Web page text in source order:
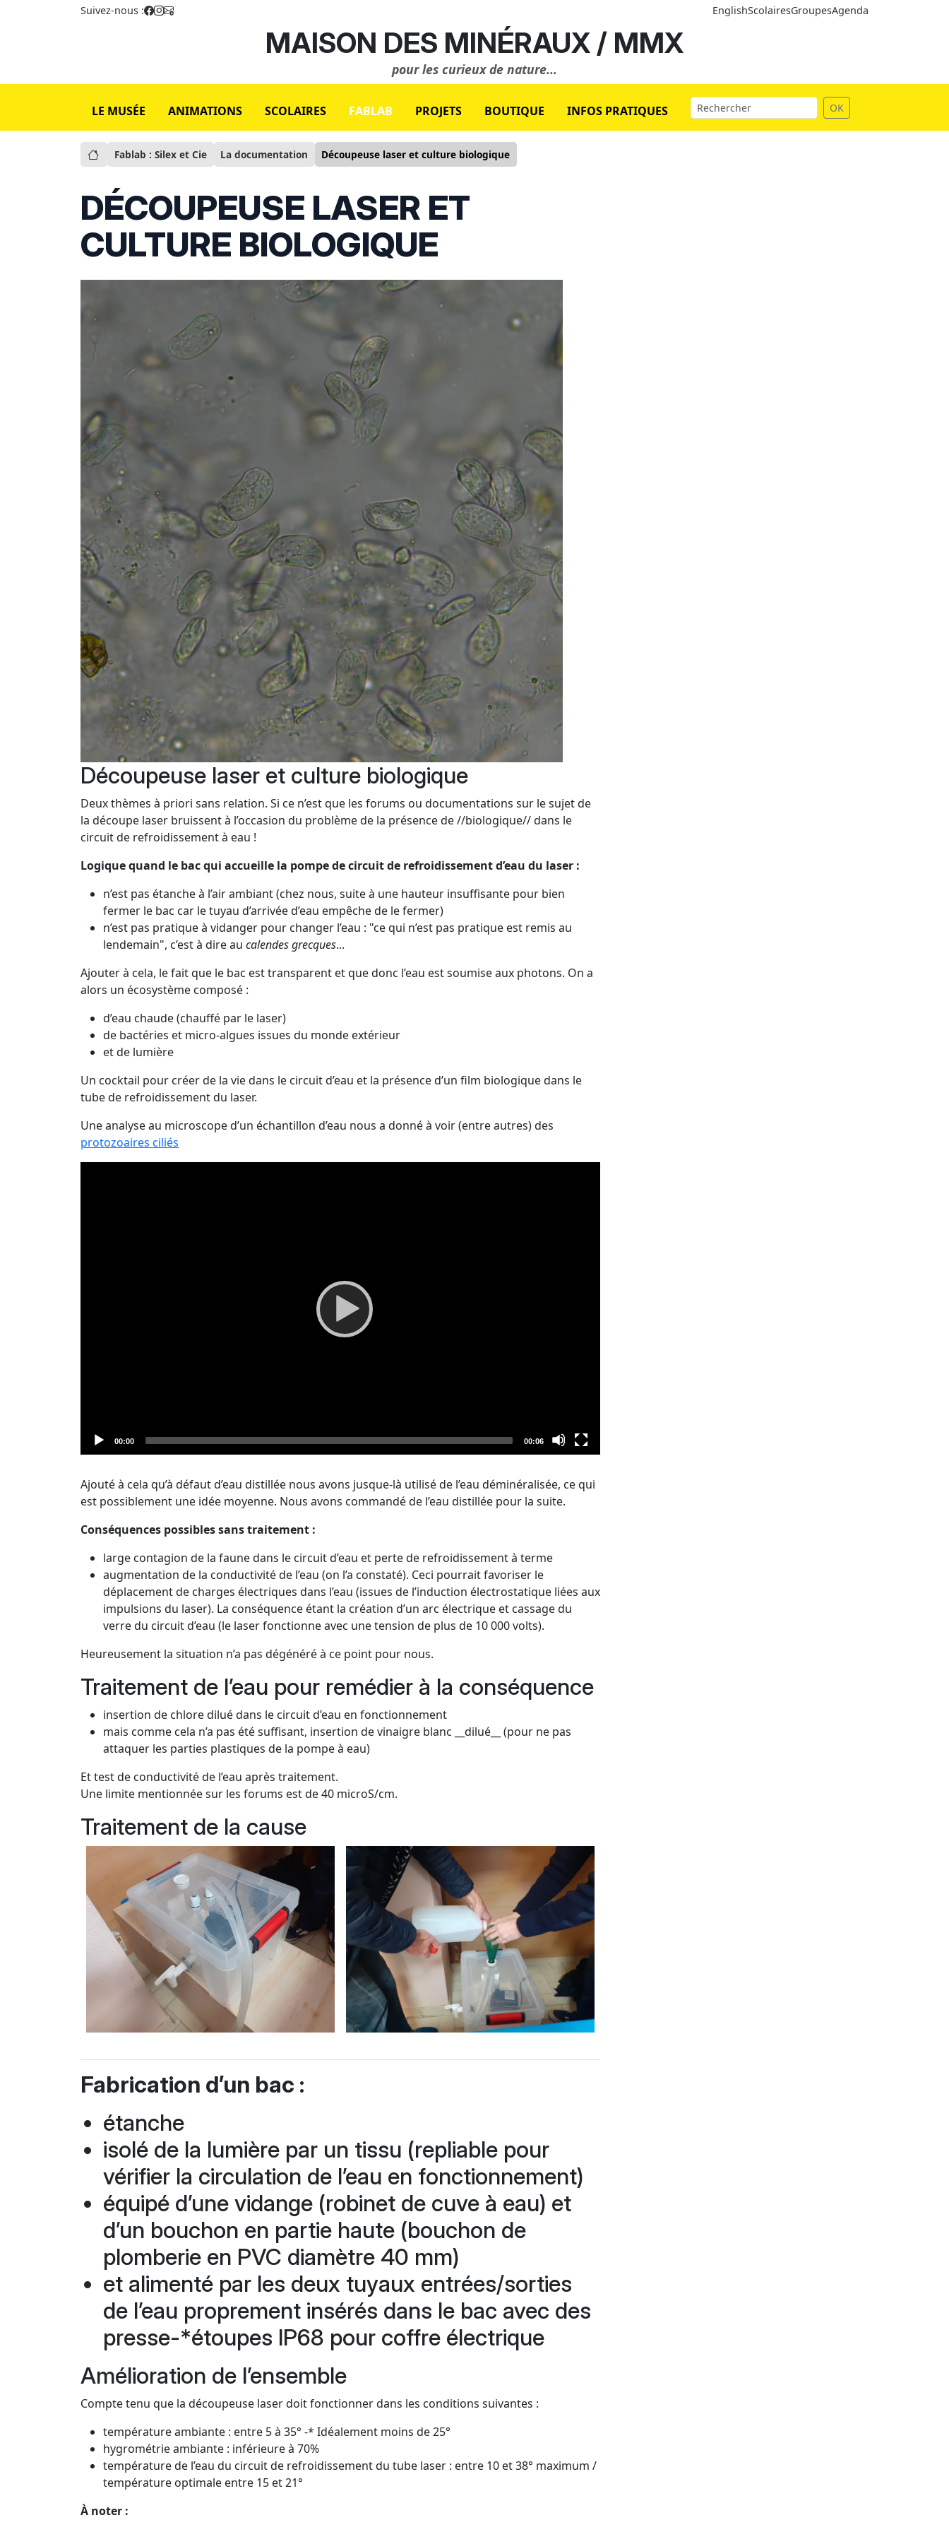
Suivez-nous : EnglishScolairesGroupesAgenda
MAISON DES MINÉRAUX / MMX
pour les curieux de nature...
LE MUSÉE ANIMATIONS SCOLAIRES FABLAB PROJETS BOUTIQUE INFOS PRATIQUES OK
Fablab : Silex et Cie La documentation Découpeuse laser et culture biologique
DÉCOUPEUSE LASER ET
CULTURE BIOLOGIQUE
Découpeuse laser et culture biologique
Deux thèmes à priori sans relation. Si ce n’est que les forums ou documentations sur le sujet de
la découpe laser bruissent à l’occasion du problème de la présence de //biologique// dans le
circuit de refroidissement à eau !
Logique quand le bac qui accueille la pompe de circuit de refroidissement d’eau du laser :
n’est pas étanche à l’air ambiant (chez nous, suite à une hauteur insuffisante pour bien
fermer le bac car le tuyau d’arrivée d’eau empêche de le fermer)
n’est pas pratique à vidanger pour changer l’eau : "ce qui n’est pas pratique est remis au
lendemain", c’est à dire au calendes grecques...
Ajouter à cela, le fait que le bac est transparent et que donc l’eau est soumise aux photons. On a
alors un écosystème composé :
d’eau chaude (chauffé par le laser)
de bactéries et micro-algues issues du monde extérieur
et de lumière
Un cocktail pour créer de la vie dans le circuit d’eau et la présence d’un film biologique dans le
tube de refroidissement du laser.
Une analyse au microscope d’un échantillon d’eau nous a donné à voir (entre autres) des
protozoaires ciliés
Current
00:00
Total
00:06
Ajouté à cela qu’à défaut d’eau distillée nous avons jusque-là utilisé de l’eau déminéralisée, ce qui
est possiblement une idée moyenne. Nous avons commandé de l’eau distillée pour la suite.
Conséquences possibles sans traitement :
large contagion de la faune dans le circuit d’eau et perte de refroidissement à terme
augmentation de la conductivité de l’eau (on l’a constaté). Ceci pourrait favoriser le
déplacement de charges électriques dans l’eau (issues de l’induction électrostatique liées aux
impulsions du laser). La conséquence étant la création d’un arc électrique et cassage du
verre du circuit d’eau (le laser fonctionne avec une tension de plus de 10 000 volts).
Heureusement la situation n’a pas dégénéré à ce point pour nous.
Traitement de l’eau pour remédier à la conséquence
insertion de chlore dilué dans le circuit d’eau en fonctionnement
mais comme cela n’a pas été suffisant, insertion de vinaigre blanc __dilué__ (pour ne pas
attaquer les parties plastiques de la pompe à eau)
Et test de conductivité de l’eau après traitement.
Une limite mentionnée sur les forums est de 40 microS/cm.
Traitement de la cause
Fabrication d’un bac :
étanche
isolé de la lumière par un tissu (repliable pour
vérifier la circulation de l’eau en fonctionnement)
équipé d’une vidange (robinet de cuve à eau) et
d’un bouchon en partie haute (bouchon de
plomberie en PVC diamètre 40 mm)
et alimenté par les deux tuyaux entrées/sorties
de l’eau proprement insérés dans le bac avec des
presse-*étoupes IP68 pour coffre électrique
Amélioration de l’ensemble
Compte tenu que la découpeuse laser doit fonctionner dans les conditions suivantes :
température ambiante : entre 5 à 35° -* Idéalement moins de 25°
hygrométrie ambiante : inférieure à 70%
température de l’eau du circuit de refroidissement du tube laser : entre 10 et 38° maximum /
température optimale entre 15 et 21°
À noter :